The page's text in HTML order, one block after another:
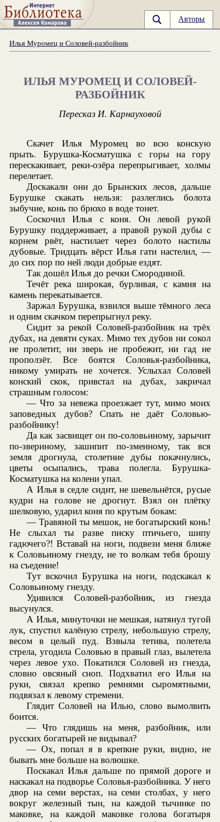
Авторы
Илья Муромец и Соловей-разбойник
ИЛЬЯ МУРОМЕЦ И СОЛОВЕЙ-
РАЗБОЙНИК
Пересказ И. Карнауховой
Скачет Илья Муромец во всю конскую
прыть. Бурушка-Косматушка с горы на гору
перескакивает, реки-озёра перепрыгивает, холмы
перелетает.
Доскакали они до Брынских лесов, дальше
Бурушке скакать нельзя: разлеглись болота
зыбучие, конь по брюхо в воде тонет.
Соскочил Илья с коня. Он левой рукой
Бурушку поддерживает, а правой рукой дубы с
корнем рвёт, настилает через болото настилы
дубовые. Тридцать вёрст Илья гати настелил, —
до сих пор по ней люди добрые ездят.
Так дошёл Илья до речки Смородиной.
Течёт река широкая, бурливая, с камня на
камень перекатывается.
Заржал Бурушка, взвился выше тёмного леса
и одним скачком перепрыгнул реку.
Сидит за рекой Соловей-разбойник на трёх
дубах, на девяти суках. Мимо тех дубов ни сокол
не пролетит, ни зверь не пробежит, ни гад не
проползёт. Все боятся Соловья-разбойника,
никому умирать не хочется. Услыхал Соловей
конский скок, привстал на дубах, закричал
страшным голосом:
— Что за невежа проезжает тут, мимо моих
заповедных дубов? Спать не даёт Соловью-
разбойнику!
Да как засвищет он по-соловьиному, зарычит
по-звериному, зашипит по-змеиному, так вся
земля дрогнула, столетние дубы покачнулись,
цветы осыпались, трава полегла. Бурушка-
Косматушка на колени упал.
А Илья в седле сидит, не шевельнётся, русые
кудри на голове не дрогнут. Взял он плётку
шелковую, ударил коня по крутым бокам:
— Травяной ты мешок, не богатырский конь!
Не слыхал ты разве писку птичьего, шипу
гадючего?! Вставай на ноги, подвези меня ближе
к Соловьиному гнезду, не то волкам тебя брошу
на съедение!
Тут вскочил Бурушка на ноги, подскакал к
Соловьиному гнезду.
Удивился Соловей-разбойник, из гнезда
высунулся.
А Илья, минуточки не мешкая, натянул тугой
лук, спустил калёную стрелу, небольшую стрелу,
весом в целый пуд. Взвыла тетива, полетела
стрела, угодила Соловью в правый глаз, вылетела
через левое ухо. Покатился Соловей из гнезда,
словно овсяный сноп. Подхватил его Илья на
руки, связал крепко ремнями сыромятными,
подвязал к левому стремени.
Глядит Соловей на Илью, слово вымолвить
боится.
— Что глядишь на меня, разбойник, или
русских богатырей не видывал?
— Ох, попал я в крепкие руки, видно, не
бывать мне больше на волюшке.
Поскакал Илья дальше по прямой дороге и
наскакал на подворье Соловья-разбойника. У него
двор на семи верстах, на семи столбах, у него
вокруг железный тын, на каждой тычинке по
маковке, на каждой маковке голова богатыря